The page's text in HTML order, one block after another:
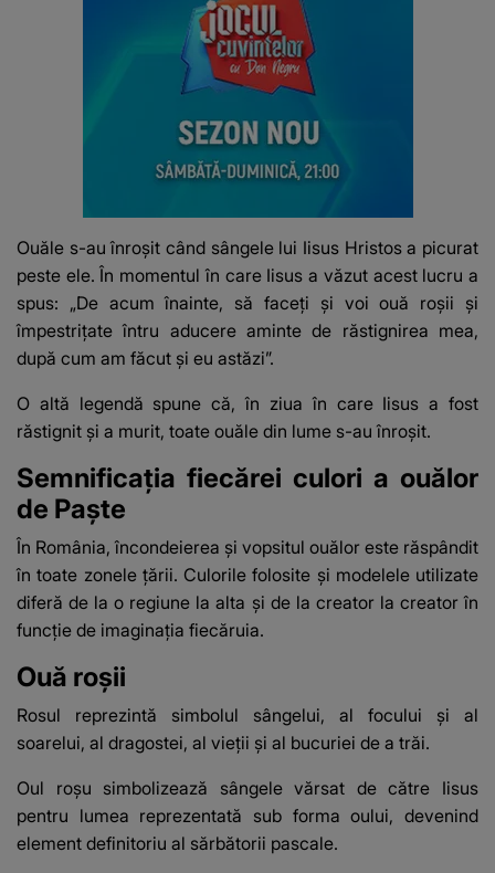
Ouăle s-au înroșit când sângele lui Iisus Hristos a picurat
peste ele. În momentul în care Iisus a văzut acest lucru a
spus: „De acum înainte, să faceţi şi voi ouă roşii şi
împestriţate întru aducere aminte de răstignirea mea,
după cum am făcut şi eu astăzi”.
O altă legendă spune că, în ziua în care Iisus a fost
răstignit și a murit, toate ouăle din lume s-au înroșit.
Semnificația fiecărei culori a ouălor
de Paște
În România, încondeierea și vopsitul ouălor este răspândit
în toate zonele țării. Culorile folosite și modelele utilizate
diferă de la o regiune la alta și de la creator la creator în
funcție de imaginația fiecăruia.
Ouă roșii
Rosul reprezintă simbolul sângelui, al focului și al
soarelui, al dragostei, al vieții și al bucuriei de a trăi.
Oul roșu simbolizează sângele vărsat de către Iisus
pentru lumea reprezentată sub forma oului, devenind
element definitoriu al sărbătorii pascale.